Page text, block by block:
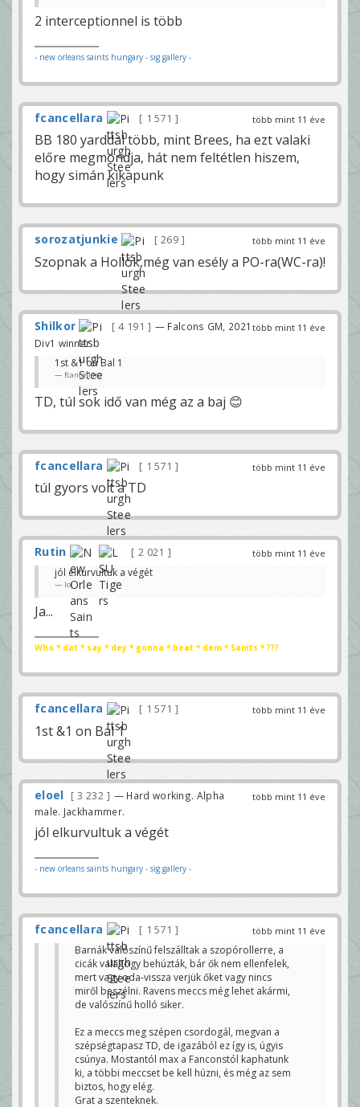
2 interceptionnel is több
- new orleans saints hungary - sig gallery -
több mint 11 éve
fcancellara 1 571
BB 180 yarddal több, mint Brees, ha ezt valaki
előre megmondja, hát nem feltétlen hiszem,
hogy simán kikapunk
több mint 11 éve
sorozatjunkie 269
Szopnak a Hollók,még van esély a PO-ra(WC-ra)!
több mint 11 éve
Shilkor 4 191
— Falcons GM, 2021
Div1 winner
1st &1 on Bal 1
fcancellara
TD, túl sok idő van még az a baj 😊
több mint 11 éve
fcancellara 1 571
túl gyors volt a TD
több mint 11 éve
Rutin
2 021
jól elkurvultuk a végét
lol
Ja...
Who * dat * say * dey * gonna * beat * dem * Saints * ???
több mint 11 éve
fcancellara 1 571
1st &1 on Bal 1
több mint 11 éve
eloel 3 232
— Hard working. Alpha
male. Jackhammer.
jól elkurvultuk a végét
- new orleans saints hungary - sig gallery -
több mint 11 éve
fcancellara
1 571
Barnák valószínű felszálltak a szopórollerre, a
cicák valahogy behúzták, bár ők nem ellenfelek,
mert vagy oda-vissza verjük őket vagy nincs
miről beszélni. Ravens meccs még lehet akármi,
de valószínű holló siker.
Ez a meccs meg szépen csordogál, megvan a
szépségtapasz TD, de igazából ez így is, úgyis
csúnya. Mostantól max a Fanconstól kaphatunk
ki, a többi meccset be kell húzni, és még az sem
biztos, hogy elég.
Grat a szenteknek.